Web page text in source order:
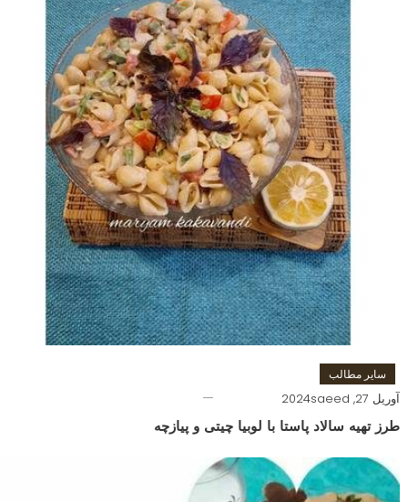
سایر مطالب
آوریل 27, 2024 saeed
طرز تهیه سالاد پاستا با لوبیا چیتی و پیازچه